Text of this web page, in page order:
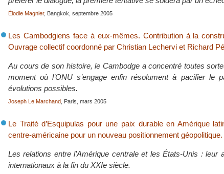
Élodie Magnier, Bangkok, septembre 2005
Les Cambodgiens face à eux-mêmes. Contribution à la
Ouvrage collectif coordonné par Christian Lechervi et Richard
Au cours de son histoire, le Cambodge a concentré toutes
moment où l’ONU s’engage enfin résolument à pacifier le
évolutions possibles.
Joseph Le Marchand , Paris, mars 2005
Le Traité d’Esquipulas pour une paix durable en Amérique
centre-américaine pour un nouveau positionnement géopolitique.
Les relations entre l’Amérique centrale et les États-Unis : leur
internationaux à la fin du XXIe siècle.